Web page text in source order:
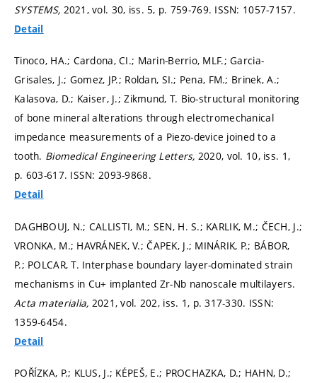
SYSTEMS, 2021, vol. 30, iss. 5, p. 759-769. ISSN: 1057-7157.
Detail
Tinoco, HA.; Cardona, CI.; Marin-Berrio, MLF.; Garcia-
Grisales, J.; Gomez, JP.; Roldan, SI.; Pena, FM.; Brinek, A.;
Kalasova, D.; Kaiser, J.; Zikmund, T. Bio-structural monitoring
of bone mineral alterations through electromechanical
impedance measurements of a Piezo-device joined to a
tooth. Biomedical Engineering Letters, 2020, vol. 10, iss. 1,
p. 603-617. ISSN: 2093-9868.
Detail
DAGHBOUJ, N.; CALLISTI, M.; SEN, H. S.; KARLIK, M.; ČECH, J.;
VRONKA, M.; HAVRÁNEK, V.; ČAPEK, J.; MINÁRIK, P.; BÁBOR,
P.; POLCAR, T. Interphase boundary layer-dominated strain
mechanisms in Cu+ implanted Zr-Nb nanoscale multilayers.
Acta materialia, 2021, vol. 202, iss. 1, p. 317-330. ISSN:
1359-6454.
Detail
POŘÍZKA, P.; KLUS, J.; KÉPEŠ, E.; PROCHAZKA, D.; HAHN, D.;